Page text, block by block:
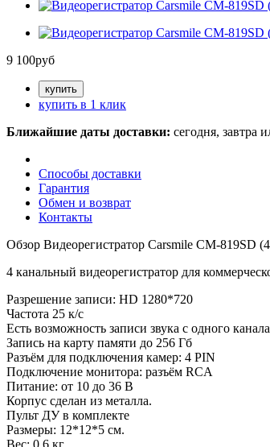
9 100руб
купить в 1 клик
Ближайшие даты доставки: сегодня, завтра
Способы доставки
Гарантия
Обмен и возврат
Контакты
Обзор Видеорегистратор Carsmile CM-819SD
4 канальный видеорегистратор для
Разрешение записи: HD 1280*720
Частота 25 к/с
Есть возможность записи звука с одного канала
Запись на карту памяти до 256 Гб
Разъём для подключения камер: 4 PIN
Подключение монитора: разъём RCA
Питание: от 10 до 36 В
Корпус сделан из металла.
Пульт ДУ в комплекте
Размеры: 12*12*5 см.